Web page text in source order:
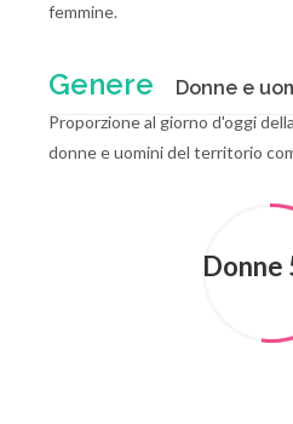
femmine.
Genere Donne e
Proporzione al giorno d'oggi
donne e uomini del territorio
Donne